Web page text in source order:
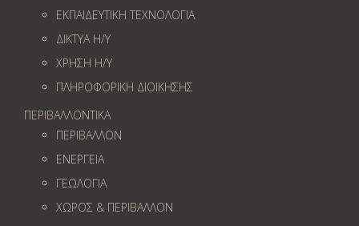
ΕΚΠΑΙΔΕΥΤΙΚΗ ΤΕΧΝΟΛΟΓΙΑ
ΔΙΚΤΥΑ Η/Υ
ΧΡΗΣΗ Η/Υ
ΠΛΗΡΟΦΟΡΙΚΗ ΔΙΟΙΚΗΣΗΣ
ΠΕΡΙΒΑΛΛΟΝΤΙΚΑ
ΠΕΡΙΒΑΛΛΟΝ
ΕΝΕΡΓΕΙΑ
ΓΕΩΛOΓΙΑ
ΧΩΡΟΣ & ΠΕΡΙΒΑΛΛΟΝ